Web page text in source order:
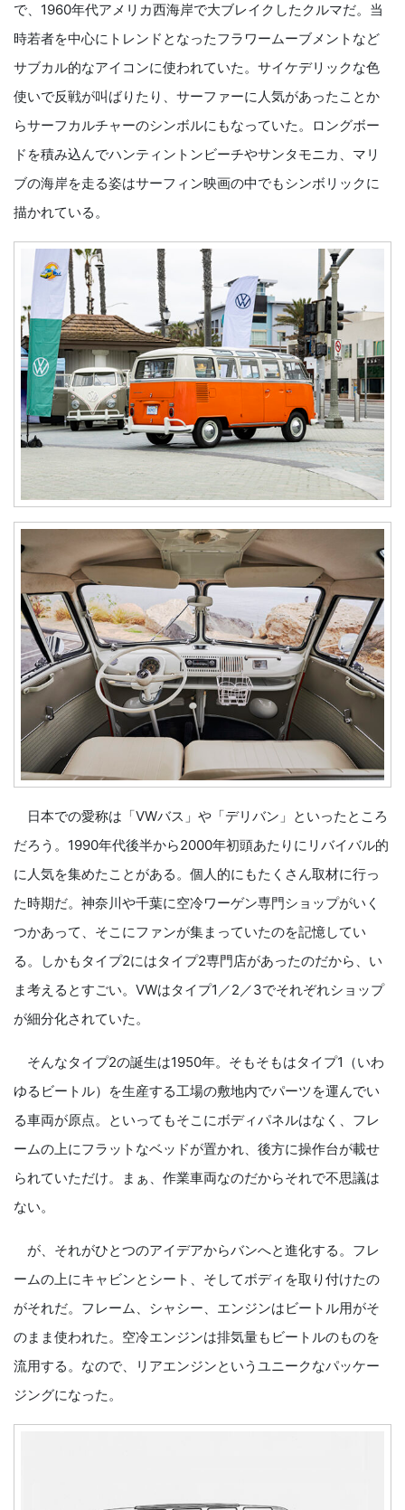
で、1960年代アメリカ西海岸で大ブレイクしたクルマだ。当
時若者を中心にトレンドとなったフラワームーブメントなど
サブカル的なアイコンに使われていた。サイケデリックな色
使いで反戦が叫ばりたり、サーファーに人気があったことか
らサーフカルチャーのシンボルにもなっていた。ロングボー
ドを積み込んでハンティントンビーチやサンタモニカ、マリ
ブの海岸を走る姿はサーフィン映画の中でもシンボリックに
描かれている。
日本での愛称は「VWバス」や「デリバン」といったところ
だろう。1990年代後半から2000年初頭あたりにリバイバル的
に人気を集めたことがある。個人的にもたくさん取材に行っ
た時期だ。神奈川や千葉に空冷ワーゲン専門ショップがいく
つかあって、そこにファンが集まっていたのを記憶してい
る。しかもタイプ2にはタイプ2専門店があったのだから、い
ま考えるとすごい。VWはタイプ1／2／3でそれぞれショップ
が細分化されていた。
そんなタイプ2の誕生は1950年。そもそもはタイプ1（いわ
ゆるビートル）を生産する工場の敷地内でパーツを運んでい
る車両が原点。といってもそこにボディパネルはなく、フレ
ームの上にフラットなベッドが置かれ、後方に操作台が載せ
られていただけ。まぁ、作業車両なのだからそれで不思議は
ない。
が、それがひとつのアイデアからバンへと進化する。フレ
ームの上にキャビンとシート、そしてボディを取り付けたの
がそれだ。フレーム、シャシー、エンジンはビートル用がそ
のまま使われた。空冷エンジンは排気量もビートルのものを
流用する。なので、リアエンジンというユニークなパッケー
ジングになった。